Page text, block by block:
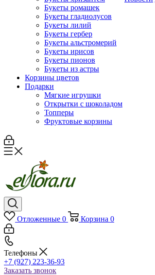
Букеты ромашек
Букеты гладиолусов
Букеты лилий
Букеты гербер
Букеты альстромерий
Букеты ирисов
Букеты пионов
Букеты из астры
Корзины цветов
Подарки
Мягкие игрушки
Открытки с шоколадом
Топперы
Фруктовые корзины
Отложенные 0 Корзина 0
Телефоны
+7 (927) 223-36-93
Заказать звонок